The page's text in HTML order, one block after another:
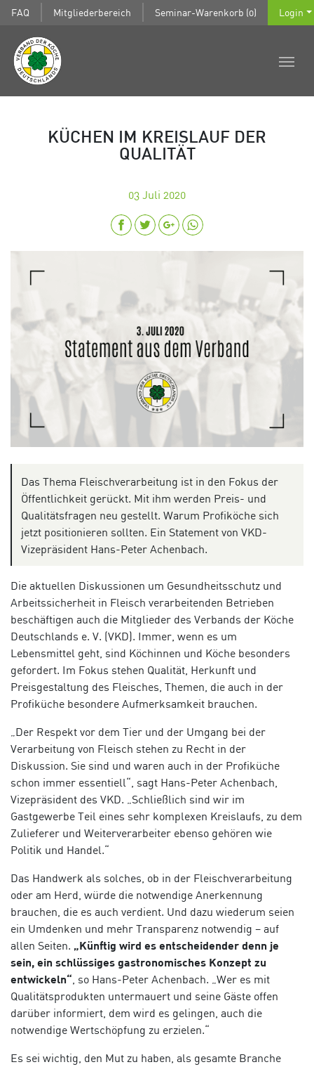
FAQ Mitgliederbereich Seminar-Warenkorb (0) Login
KÜCHEN IM KREISLAUF DER
QUALITÄT
03 Juli 2020
Das Thema Fleischverarbeitung ist in den Fokus der
Öffentlichkeit gerückt. Mit ihm werden Preis- und
Qualitätsfragen neu gestellt. Warum Profiköche sich
jetzt positionieren sollten. Ein Statement von VKD-
Vizepräsident Hans-Peter Achenbach.
Die aktuellen Diskussionen um Gesundheitsschutz und
Arbeitssicherheit in Fleisch verarbeitenden Betrieben
beschäftigen auch die Mitglieder des Verbands der Köche
Deutschlands e. V. (VKD). Immer, wenn es um
Lebensmittel geht, sind Köchinnen und Köche besonders
gefordert. Im Fokus stehen Qualität, Herkunft und
Preisgestaltung des Fleisches, Themen, die auch in der
Profiküche besondere Aufmerksamkeit brauchen.
„Der Respekt vor dem Tier und der Umgang bei der
Verarbeitung von Fleisch stehen zu Recht in der
Diskussion. Sie sind und waren auch in der Profiküche
schon immer essentiell“, sagt Hans-Peter Achenbach,
Vizepräsident des VKD. „Schließlich sind wir im
Gastgewerbe Teil eines sehr komplexen Kreislaufs, zu dem
Zulieferer und Weiterverarbeiter ebenso gehören wie
Politik und Handel.“
Das Handwerk als solches, ob in der Fleischverarbeitung
oder am Herd, würde die notwendige Anerkennung
brauchen, die es auch verdient. Und dazu wiederum seien
ein Umdenken und mehr Transparenz notwendig – auf
allen Seiten. „Künftig wird es entscheidender denn je
sein, ein schlüssiges gastronomisches Konzept zu
entwickeln“, so Hans-Peter Achenbach. „Wer es mit
Qualitätsprodukten untermauert und seine Gäste offen
darüber informiert, dem wird es gelingen, auch die
notwendige Wertschöpfung zu erzielen.“
Es sei wichtig, den Mut zu haben, als gesamte Branche